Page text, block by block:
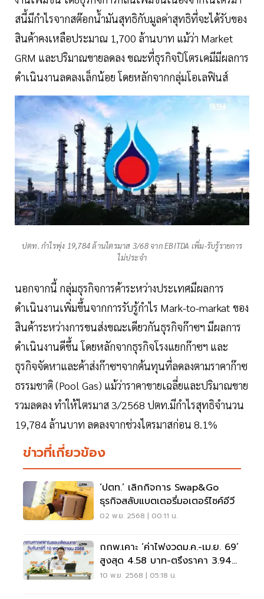
สนี้มีกำไรจากสต๊อกน้ำมันสุทธิกับมูลค่าสุทธิที่จะได้รับของ
สินค้าคงเหลือประมาณ 1,700 ล้านบาท แม้ว่า Market
GRM และปริมาณขายลดลง ขณะที่ธุรกิจปิโตรเคมีมีผลการ
ดำเนินงานลดลงเล็กน้อย โดยหลักจากกลุ่มโอเลฟินส์
ปตท. กำไรพุ่ง 19,784 ล้านไตรมาส 3/68 จาก EBITDA เพิ่ม-รับรู้รายการ
ไม่ประจำ
นอกจากนี้ กลุ่มธุรกิจการค้าระหว่างประเทศมีผลการ
ดำเนินงานเพิ่มขึ้นจากการรับรู้กำไร Mark-to-markat ของ
สินค้าระหว่างการขนส่งขณะเดียวกันธุรกิจก๊าซฯ มีผลการ
ดำเนินงานดีขึ้น โดยหลักจากธุรกิจโรงแยกก๊าซฯ และ
ธุรกิจจัดหาและค้าส่งก๊าซฯจากต้นทุนที่ลดลงตามราคาก๊าซ
ธรรมชาติ (Pool Gas) แม้ว่าราคาขายเฉลี่ยและปริมาณขาย
รวมลดลง ทำให้ไตรมาส 3/2568 ปตท.มีกำไรสุทธิจำนวน
19,784 ล้านบาท ลดลงจากช่วงไตรมาสก่อน 8.1%
ข่าวที่เกี่ยวข้อง
‘ปตท.’ เลิกกิจการ Swap&Go
ธุรกิจสลับแบตเตอรี่มอเตอร์ไซค์อีวี
02 พ.ย. 2568 | 00:11 น.
กกพ.เคาะ ‘ค่าไฟงวดม.ค.-เม.ย. 69’
สูงสุด 4.58 บาท-ตรึงราคา 3.94
บาท
10 พ.ย. 2568 | 05:18 น.